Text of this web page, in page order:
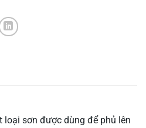
loại sơn được dùng để phủ lên